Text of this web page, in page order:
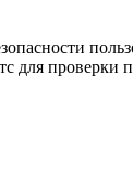
для